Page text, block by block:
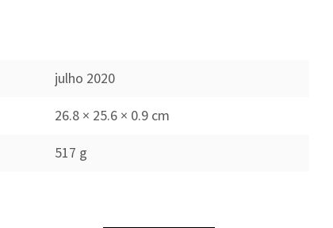
julho 2020
26.8 × 25.6 × 0.9 cm
517 g